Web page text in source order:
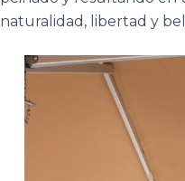
naturalidad, libertad y